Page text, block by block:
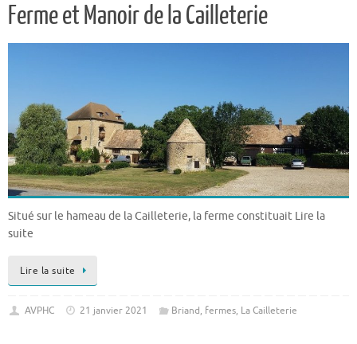
Ferme et Manoir de la Cailleterie
Situé sur le hameau de la Cailleterie, la ferme constituait Lire la
suite
Lire la suite
AVPHC 21 janvier 2021 Briand, fermes, La Cailleterie